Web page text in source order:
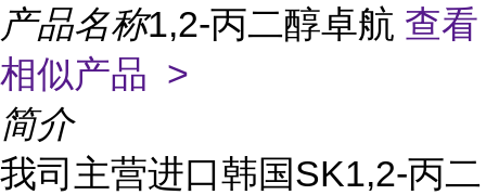
产品名称1,2-丙二醇卓航 查看
相似产品 >
简介
我司主营进口韩国SK1,2-丙二